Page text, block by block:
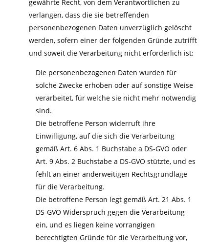
gewährte Recht, von dem Verantwortlichen zu
verlangen, dass die sie betreffenden
personenbezogenen Daten unverzüglich gelöscht
werden, sofern einer der folgenden Gründe zutrifft
und soweit die Verarbeitung nicht erforderlich ist:
Die personenbezogenen Daten wurden für
solche Zwecke erhoben oder auf sonstige Weise
verarbeitet, für welche sie nicht mehr notwendig
sind.
Die betroffene Person widerruft ihre
Einwilligung, auf die sich die Verarbeitung
gemäß Art. 6 Abs. 1 Buchstabe a DS-GVO oder
Art. 9 Abs. 2 Buchstabe a DS-GVO stützte, und es
fehlt an einer anderweitigen Rechtsgrundlage
für die Verarbeitung.
Die betroffene Person legt gemäß Art. 21 Abs. 1
DS-GVO Widerspruch gegen die Verarbeitung
ein, und es liegen keine vorrangigen
berechtigten Gründe für die Verarbeitung vor,